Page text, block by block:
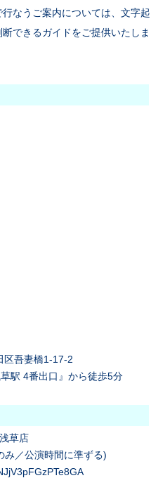
なうご案内については、文字起
できるガイドをご提供いたしま
吾妻橋1-17-2
駅 4番出口』から徒歩5分
草店
／公演時間に準ずる)